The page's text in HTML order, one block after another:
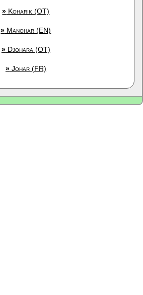
» Koharik (OT)
» Manohar (EN)
»Djohara (OT)
»Johar (FR)